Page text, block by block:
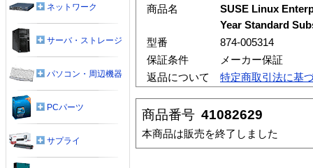
商品名
SUSE Linux
Year Standard
型番
874-005314
保証条件
メーカー保証
返品について
特定商取引法に基
商品番号 41082629
本商品は販売を終了しました
ネットワーク
サーバ・ストレージ
パソコン・周辺機器
PCパーツ
サプライ